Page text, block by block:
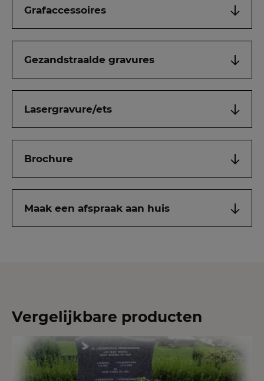
Grafaccessoires
Gezandstraalde gravures
Lasergravure/ets
Brochure
Maak een afspraak aan huis
Vergelijkbare producten